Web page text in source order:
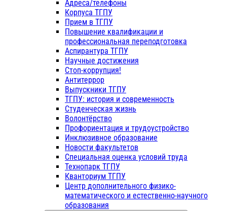
Адреса/телефоны
Корпуса ТГПУ
Прием в ТГПУ
Повышение квалификации и
профессиональная переподготовка
Аспирантура ТГПУ
Научные достижения
Стоп-коррупция!
Антитеррор
Выпускники ТГПУ
ТГПУ: история и современность
Студенческая жизнь
Волонтёрство
Профориентация и трудоустройство
Инклюзивное образование
Новости факультетов
Специальная оценка условий труда
Технопарк ТГПУ
Кванториум ТГПУ
Центр дополнительного физико-
математического и естественно-научного
образования